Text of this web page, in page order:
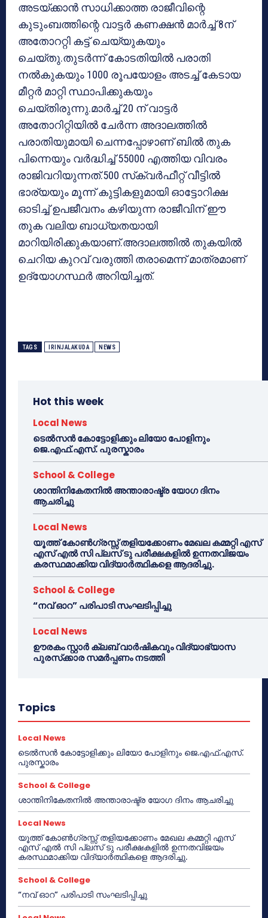
അടയ്ക്കാന്‍ സാധിക്കാത്ത രാജീവിന്റെ
കുടുംബത്തിന്റെ വാട്ടര്‍ കണക്ഷന്‍ മാര്‍ച്ച് 8ന്
അതോററ്റി കട്ട് ചെയ്യുകയും
ചെയ്തു.തുടര്‍ന്ന് കോടതിയില്‍ പരാതി
നല്‍കുകയും 1000 രൂപയോളം അടച്ച് കേടായ
മീറ്റര്‍ മാറ്റി സ്ഥാപിക്കുകയും
ചെയ്തിരുന്നു.മാര്‍ച്ച് 20 ന് വാട്ടര്‍
അതോറിറ്റിയില്‍ ചേര്‍ന്ന അദാലത്തില്‍
പരാതിയുമായി ചെന്നപ്പോഴാണ് ബില്‍ തുക
പിന്നെയും വര്‍ദ്ധിച്ച് 55000 എത്തിയ വിവരം
രാജിവറിയുന്നത്.500 സ്‌ക്വര്‍ഫീറ്റ് വീട്ടില്‍
ഭാര്യയും മൂന്ന് കുട്ടികളുമായി ഓട്ടോറിക്ഷ
ഓടിച്ച് ഉപജീവനം കഴിയുന്ന രാജീവിന് ഈ
തുക വലിയ ബാധ്യതയായി
മാറിയിരിക്കുകയാണ്.അദാലത്തില്‍ തുകയില്‍
ചെറിയ കുറവ് വരുത്തി തരാമെന്ന് മാത്രമാണ്
ഉദ്യോഗസ്ഥര്‍ അറിയിച്ചത്.
TAGS IRINJALAKUDA NEWS
Hot this week
Local News
ടെൽസൻ കോട്ടോളിക്കും ലിയോ പോളിനും
ജെ.എഫ്.എസ്. പുരസ്കാരം
School & College
ശാന്തിനികേതനിൽ അന്താരാഷ്ട്ര യോഗ ദിനം
ആചരിച്ചു
Local News
യൂത്ത് കോൺഗ്രസ്സ് തളിയക്കോണം മേഖല കമ്മറ്റി എസ്
എസ് എൽ സി പ്ലസ് ടു പരീക്ഷകളിൽ ഉന്നതവിജയം
കരസ്ഥമാക്കിയ വിദ്യാർത്ഥികളെ ആദരിച്ചു.
School & College
“നവ് ഓറ” പരിപാടി സംഘടിപ്പിച്ചു
Local News
ഊരകം സ്റ്റാർ ക്ലബ് വാർഷികവും വിദ്യാഭ്യാസ
പുരസ്‌ക്കാര സമർപ്പണം നടത്തി
Topics
Local News
ടെൽസൻ കോട്ടോളിക്കും ലിയോ പോളിനും ജെ.എഫ്.എസ്.
പുരസ്കാരം
School & College
ശാന്തിനികേതനിൽ അന്താരാഷ്ട്ര യോഗ ദിനം ആചരിച്ചു
Local News
യൂത്ത് കോൺഗ്രസ്സ് തളിയക്കോണം മേഖല കമ്മറ്റി എസ്
എസ് എൽ സി പ്ലസ് ടു പരീക്ഷകളിൽ ഉന്നതവിജയം
കരസ്ഥമാക്കിയ വിദ്യാർത്ഥികളെ ആദരിച്ചു.
School & College
“നവ് ഓറ” പരിപാടി സംഘടിപ്പിച്ചു